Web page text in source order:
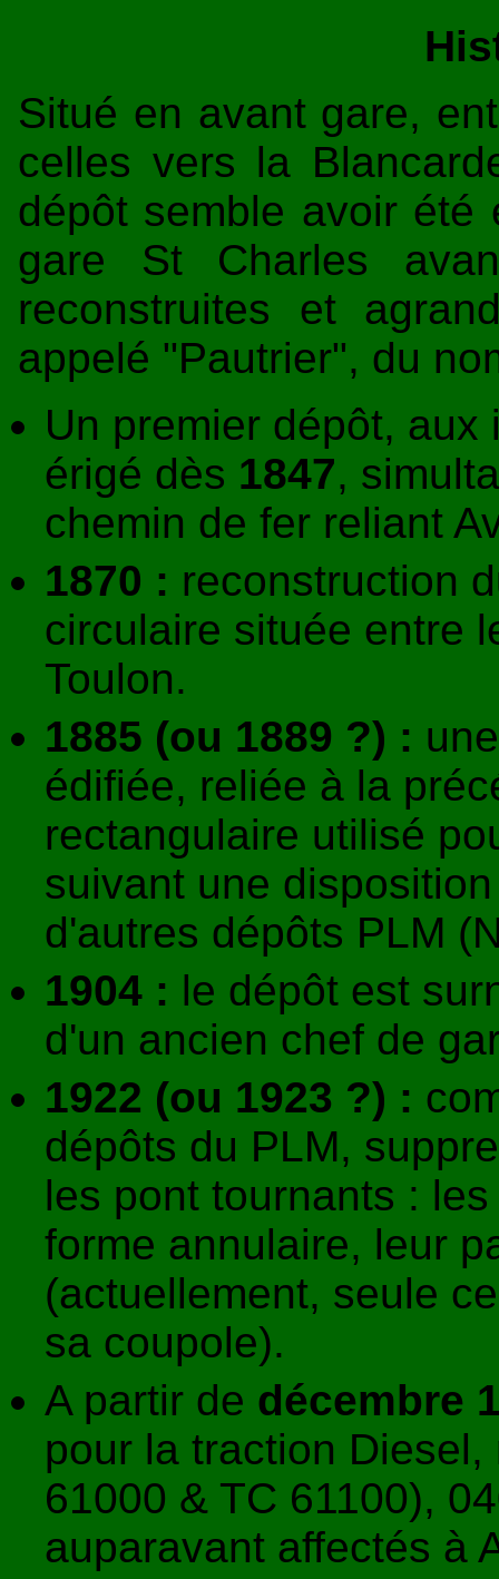
Situé en avant gare,
celles vers la
dépôt semble avoir été
gare St Charles
reconstruites et
appelé "Pautrier", du
Un premier dépôt,
érigé dès 1847,
chemin de fer reliant
1870 : reconstruction
circulaire située entre
Toulon.
1885 (ou 1889 ?) :
édifiée, reliée à la
rectangulaire utilisé
suivant une
d'autres dépôts PLM
1904 : le dépôt est
d'un ancien chef de
1922 (ou 1923 ?) :
dépôts du PLM,
les pont tournants :
forme annulaire, leur
(actuellement, seule
sa coupole).
A partir de décembre
pour la traction
61000 & TC 61100),
auparavant affectés à